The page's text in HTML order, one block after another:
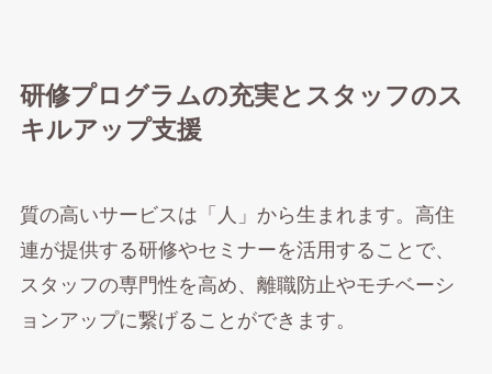
研修プログラムの充実とスタッフのス
キルアップ支援
質の高いサービスは「人」から生まれます。高住
連が提供する研修やセミナーを活用することで、
スタッフの専門性を高め、離職防止やモチベーシ
ョンアップに繋げることができます。